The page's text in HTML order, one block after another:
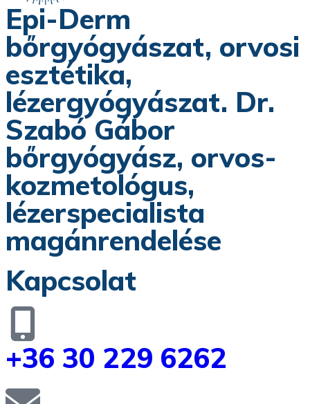
Epi-Derm
bőrgyógyászat, orvosi
esztétika,
lézergyógyászat. Dr.
Szabó Gábor
bőrgyógyász, orvos-
kozmetológus,
lézerspecialista
magánrendelése
Kapcsolat
+36 30 229 6262